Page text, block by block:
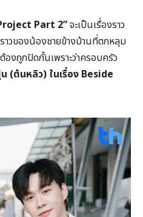
Part 2”จะเป็นเรื่องราว
าวของน้องชายข้างบ้านที่ตกหลุม
งถูกปิดกั้นเพราะว่าครอบครัว
(ต้นหลิว) ในเรื่อง Beside